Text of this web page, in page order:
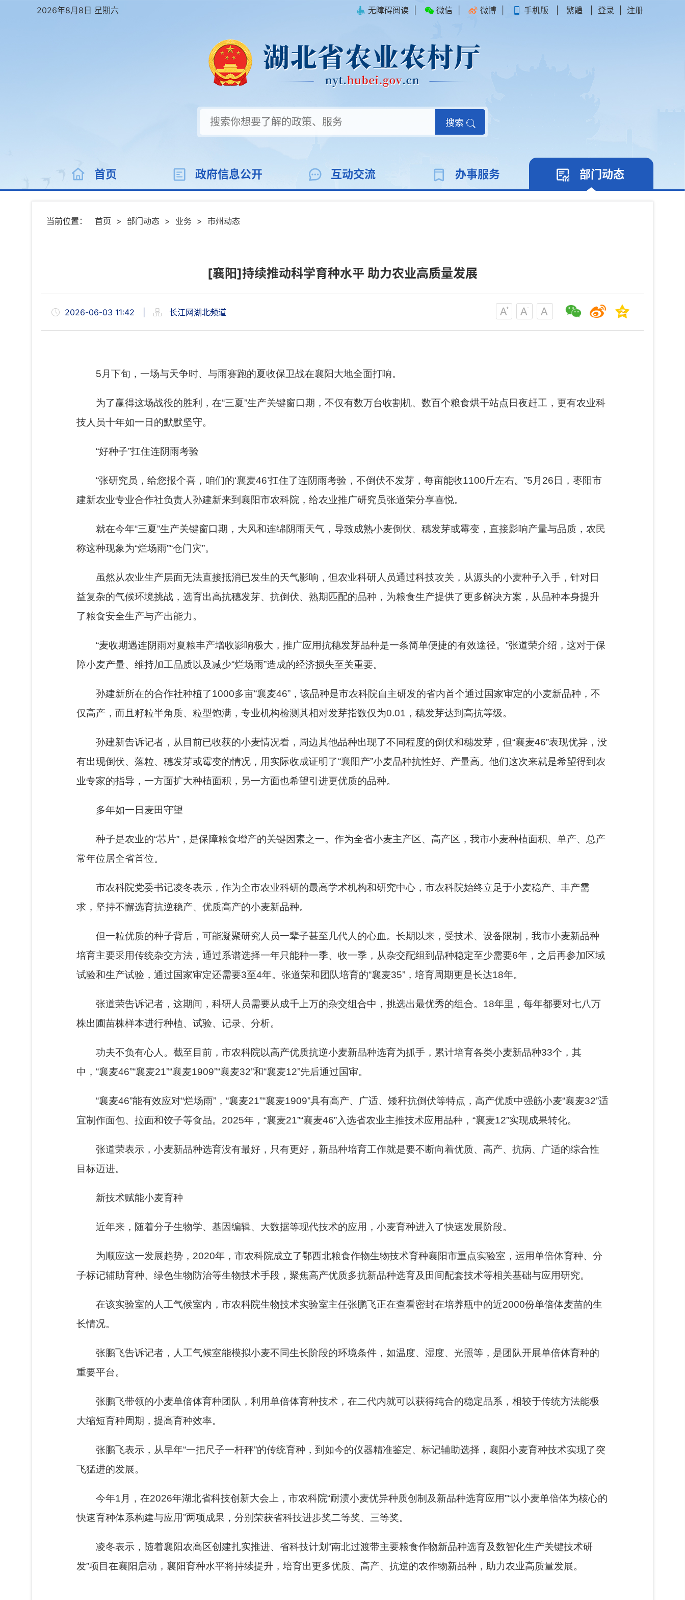
2026年8月8日 星期六 无障碍阅读 微信 微博 手机版 繁體 登录 注册
搜索
首页 政府信息公开 互动交流 办事服务 部门动态
当前位置： 首页 > 部门动态 > 业务 > 市州动态
[襄阳]持续推动科学育种水平 助力农业高质量发展
2026-06-03 11:42 长江网湖北频道
5月下旬，一场与天争时、与雨赛跑的夏收保卫战在襄阳大地全面打响。
为了赢得这场战役的胜利，在“三夏”生产关键窗口期，不仅有数万台收割机、数百个粮食烘干站点日夜赶工，更有农业科
技人员十年如一日的默默坚守。
“好种子”扛住连阴雨考验
“张研究员，给您报个喜，咱们的‘襄麦46’扛住了连阴雨考验，不倒伏不发芽，每亩能收1100斤左右。”5月26日，枣阳市
建新农业专业合作社负责人孙建新来到襄阳市农科院，给农业推广研究员张道荣分享喜悦。
就在今年“三夏”生产关键窗口期，大风和连绵阴雨天气，导致成熟小麦倒伏、穗发芽或霉变，直接影响产量与品质，农民
称这种现象为“烂场雨”“仓门灾”。
虽然从农业生产层面无法直接抵消已发生的天气影响，但农业科研人员通过科技攻关，从源头的小麦种子入手，针对日
益复杂的气候环境挑战，选育出高抗穗发芽、抗倒伏、熟期匹配的品种，为粮食生产提供了更多解决方案，从品种本身提升
了粮食安全生产与产出能力。
“麦收期遇连阴雨对夏粮丰产增收影响极大，推广应用抗穗发芽品种是一条简单便捷的有效途径。”张道荣介绍，这对于保
障小麦产量、维持加工品质以及减少“烂场雨”造成的经济损失至关重要。
孙建新所在的合作社种植了1000多亩“襄麦46”，该品种是市农科院自主研发的省内首个通过国家审定的小麦新品种，不
仅高产，而且籽粒半角质、粒型饱满，专业机构检测其相对发芽指数仅为0.01，穗发芽达到高抗等级。
孙建新告诉记者，从目前已收获的小麦情况看，周边其他品种出现了不同程度的倒伏和穗发芽，但“襄麦46”表现优异，没
有出现倒伏、落粒、穗发芽或霉变的情况，用实际收成证明了“襄阳产”小麦品种抗性好、产量高。他们这次来就是希望得到农
业专家的指导，一方面扩大种植面积，另一方面也希望引进更优质的品种。
多年如一日麦田守望
种子是农业的“芯片”，是保障粮食增产的关键因素之一。作为全省小麦主产区、高产区，我市小麦种植面积、单产、总产
常年位居全省首位。
市农科院党委书记凌冬表示，作为全市农业科研的最高学术机构和研究中心，市农科院始终立足于小麦稳产、丰产需
求，坚持不懈选育抗逆稳产、优质高产的小麦新品种。
但一粒优质的种子背后，可能凝聚研究人员一辈子甚至几代人的心血。长期以来，受技术、设备限制，我市小麦新品种
培育主要采用传统杂交方法，通过系谱选择一年只能种一季、收一季，从杂交配组到品种稳定至少需要6年，之后再参加区域
试验和生产试验，通过国家审定还需要3至4年。张道荣和团队培育的“襄麦35”，培育周期更是长达18年。
张道荣告诉记者，这期间，科研人员需要从成千上万的杂交组合中，挑选出最优秀的组合。18年里，每年都要对七八万
株出圃苗株样本进行种植、试验、记录、分析。
功夫不负有心人。截至目前，市农科院以高产优质抗逆小麦新品种选育为抓手，累计培育各类小麦新品种33个，其
中，“襄麦46”“襄麦21”“襄麦1909”“襄麦32”和“襄麦12”先后通过国审。
“襄麦46”能有效应对“烂场雨”，“襄麦21”“襄麦1909”具有高产、广适、矮秆抗倒伏等特点，高产优质中强筋小麦“襄麦32”适
宜制作面包、拉面和饺子等食品。2025年，“襄麦21”“襄麦46”入选省农业主推技术应用品种，“襄麦12”实现成果转化。
张道荣表示，小麦新品种选育没有最好，只有更好，新品种培育工作就是要不断向着优质、高产、抗病、广适的综合性
目标迈进。
新技术赋能小麦育种
近年来，随着分子生物学、基因编辑、大数据等现代技术的应用，小麦育种进入了快速发展阶段。
为顺应这一发展趋势，2020年，市农科院成立了鄂西北粮食作物生物技术育种襄阳市重点实验室，运用单倍体育种、分
子标记辅助育种、绿色生物防治等生物技术手段，聚焦高产优质多抗新品种选育及田间配套技术等相关基础与应用研究。
在该实验室的人工气候室内，市农科院生物技术实验室主任张鹏飞正在查看密封在培养瓶中的近2000份单倍体麦苗的生
长情况。
张鹏飞告诉记者，人工气候室能模拟小麦不同生长阶段的环境条件，如温度、湿度、光照等，是团队开展单倍体育种的
重要平台。
张鹏飞带领的小麦单倍体育种团队，利用单倍体育种技术，在二代内就可以获得纯合的稳定品系，相较于传统方法能极
大缩短育种周期，提高育种效率。
张鹏飞表示，从早年“一把尺子一杆秤”的传统育种，到如今的仪器精准鉴定、标记辅助选择，襄阳小麦育种技术实现了突
飞猛进的发展。
今年1月，在2026年湖北省科技创新大会上，市农科院“耐渍小麦优异种质创制及新品种选育应用”“以小麦单倍体为核心的
快速育种体系构建与应用”两项成果，分别荣获省科技进步奖二等奖、三等奖。
凌冬表示，随着襄阳农高区创建扎实推进、省科技计划“南北过渡带主要粮食作物新品种选育及数智化生产关键技术研
发”项目在襄阳启动，襄阳育种水平将持续提升，培育出更多优质、高产、抗逆的农作物新品种，助力农业高质量发展。